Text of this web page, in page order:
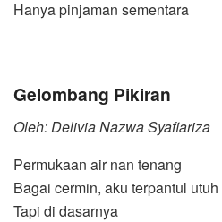
Hanya pinjaman sementara
Gelombang Pikiran
Oleh: Delivia Nazwa Syafiariza
Permukaan air nan tenang
Bagai cermin, aku terpantul utuh
Tapi di dasarnya